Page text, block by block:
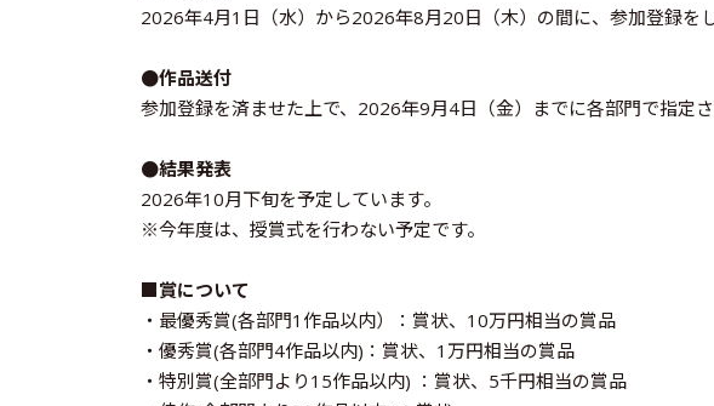
2026年4月1日（水）から2026年8月20日（木）の間に、参加登録を
●作品送付
参加登録を済ませた上で、2026年9月4日（金）までに各部門で指定
●結果発表
2026年10月下旬を予定しています。
※今年度は、授賞式を行わない予定です。
■賞について
・最優秀賞(各部門1作品以内）：賞状、10万円相当の賞品
・優秀賞(各部門4作品以内)：賞状、1万円相当の賞品
・特別賞(全部門より15作品以内) ：賞状、5千円相当の賞品